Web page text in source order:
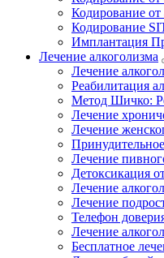
Кодирование от
Кодирование
Имплантация
Лечение алкоголизма
Лечение
Реабилитация
Метод Шичко:
Лечение
Лечение
Лечение
Детоксикация
Лечение
Лечение
Телефон
Лечение
Бесплатное